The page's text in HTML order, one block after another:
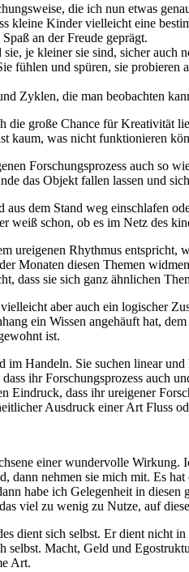
die ich nun etwas
kleine Kinder vielleicht eine
an der Freude geprägt.
je kleiner sie sind, sicher
fühlen und spüren, sie
Zyklen, die man beobachten
die große Chance für Kreativität
kaum, was nicht funktionieren
Forschungsprozess auch so
das Objekt fallen lassen und
aus dem Stand weg einschlafen
weiß schon, ob es im Netz des
ureigenen Rhythmus entspricht,
Monaten diesen Themen
dass sie sich ganz ähnlichen
aber auch ein logischer
ein Wissen angehäuft hat,
ist.
im Handeln. Sie suchen linear
ihr Forschungsprozess auch
Eindruck, dass ihr ureigener
Ausdruck einer Art Fluss
einer wundervolle Wirkung.
dann nehmen sie mich mit. Es
habe ich Gelegenheit in diesen
viel zu wenig zu Nutze, auf
dient sich selbst. Er dient nicht
selbst. Macht, Geld und
Art.